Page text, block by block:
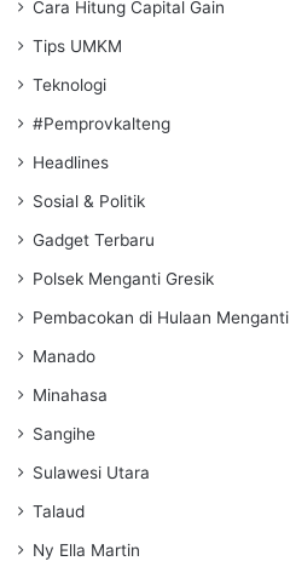
Cara Hitung Capital Gain
Tips UMKM
Teknologi
#Pemprovkalteng
Headlines
Sosial & Politik
Gadget Terbaru
Polsek Menganti Gresik
Pembacokan di Hulaan Menganti
Manado
Minahasa
Sangihe
Sulawesi Utara
Talaud
Ny Ella Martin